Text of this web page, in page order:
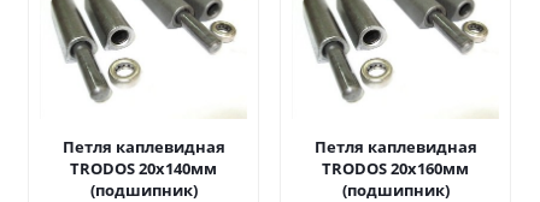
Петля каплевидная
TRODOS 20х140мм
(подшипник)
Петля каплевидная
TRODOS 20х160мм
(подшипник)